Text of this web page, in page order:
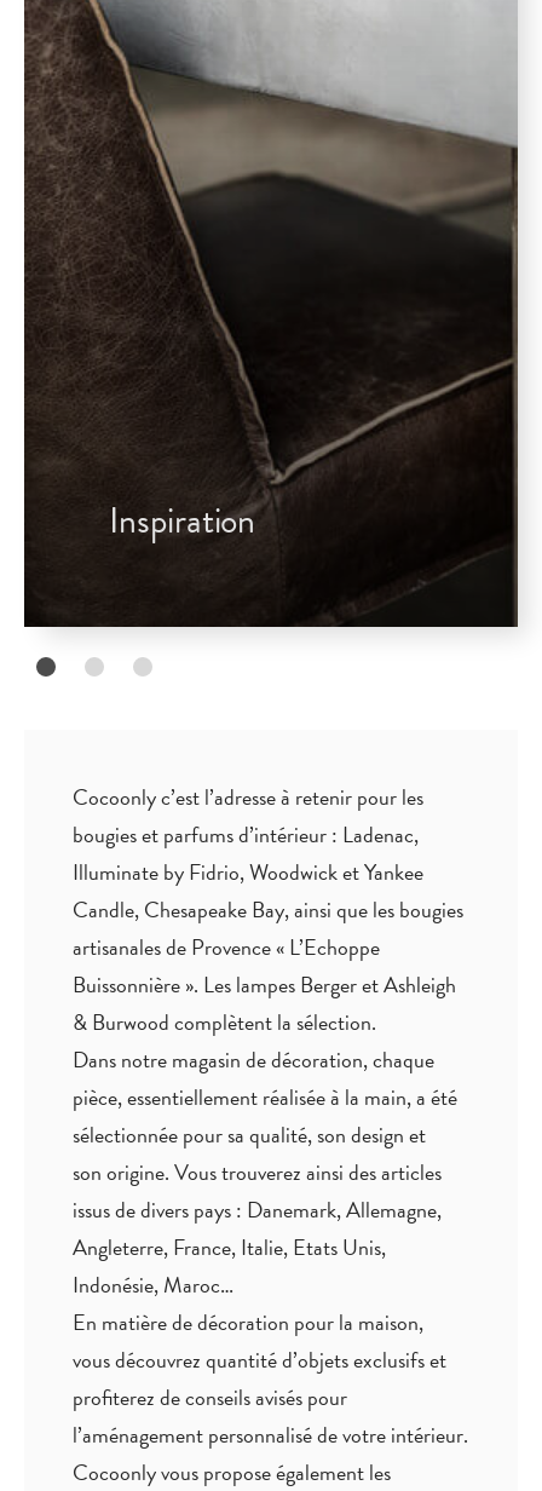
Inspiration
Cocoonly c’est l’adresse à retenir pour les
bougies et parfums d’intérieur : Ladenac,
Illuminate by Fidrio, Woodwick et Yankee
Candle, Chesapeake Bay, ainsi que les bougies
artisanales de Provence « L’Echoppe
Buissonnière ». Les lampes Berger et Ashleigh
& Burwood complètent la sélection.
Dans notre magasin de décoration, chaque
pièce,essentiellement réalisée à la main, a été
sélectionnée pour sa qualité, son design et
son origine. Vous trouverez ainsi des articles
issus de divers pays : Danemark, Allemagne,
Angleterre, France, Italie, Etats Unis,
Indonésie, Maroc…
En matière de décoration pour la maison,
vous découvrez quantitéd’objets exclusifset
profiterez deconseils aviséspour
l’aménagement personnalisé de votre intérieur.
Cocoonly vous propose également les